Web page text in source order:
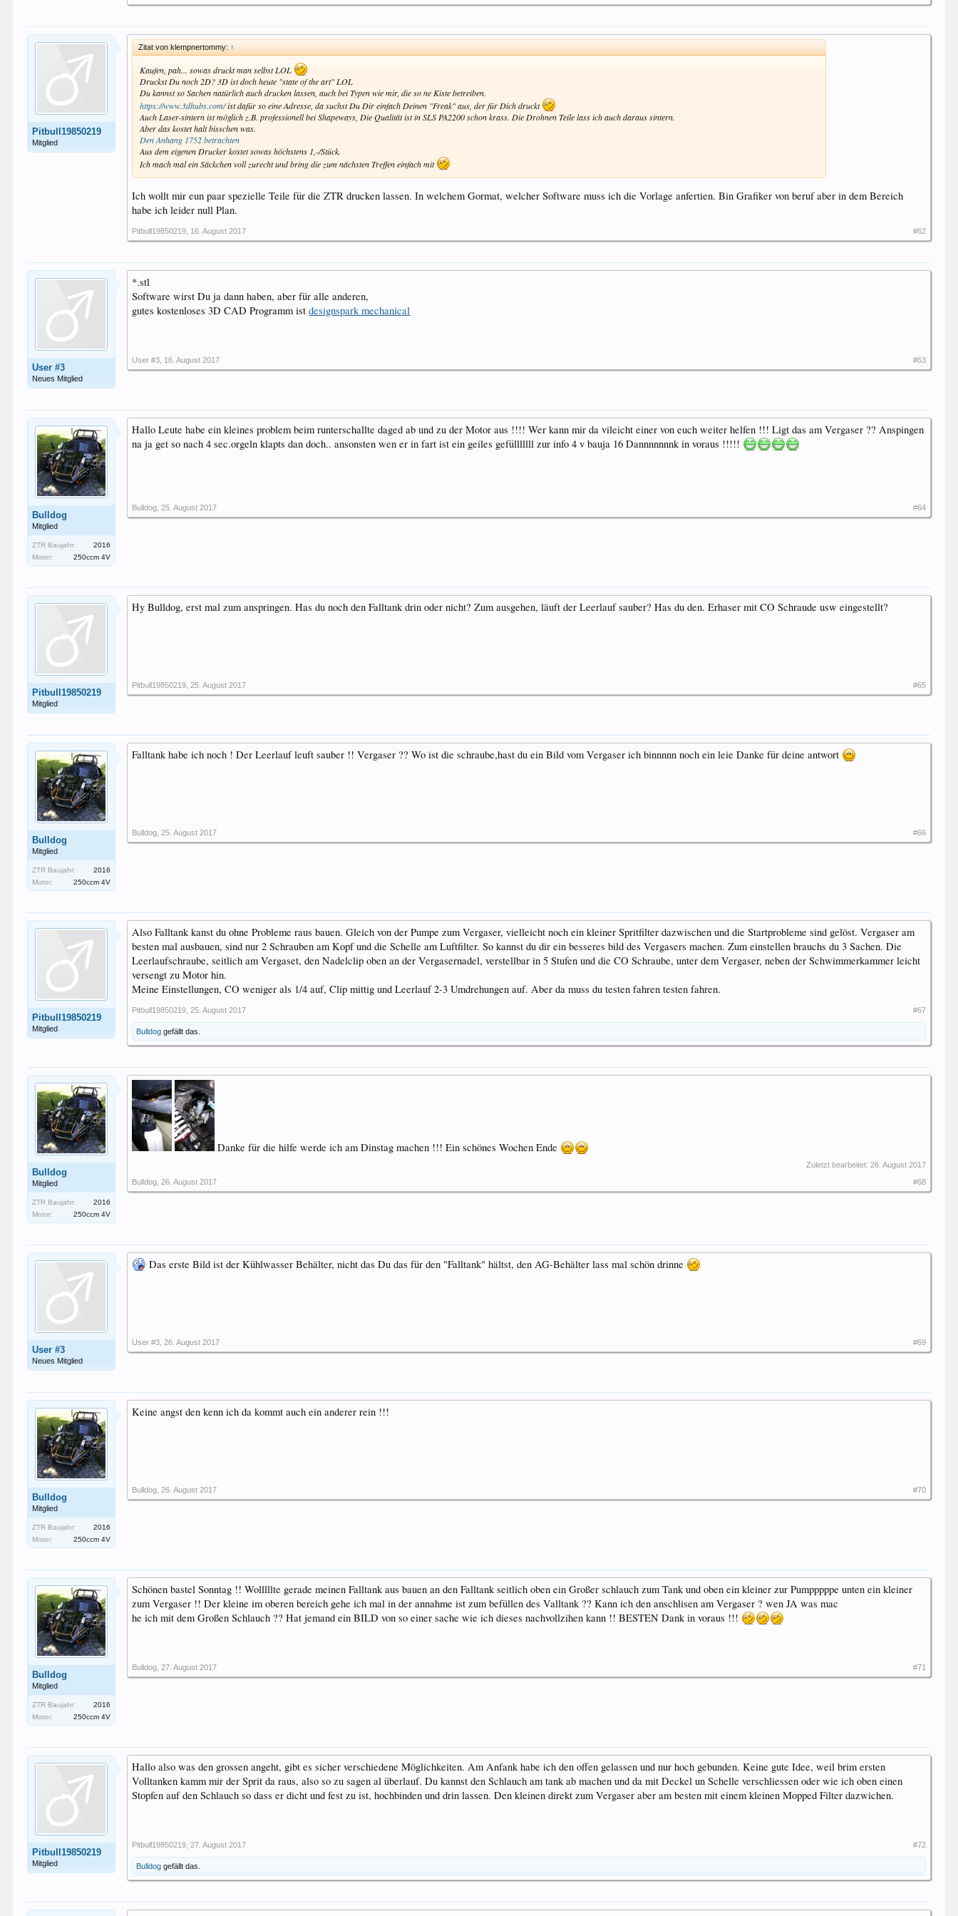
Pitbull19850219
Mitglied
Zitat von klempnertommy: ↑
Kaufen, pah... sowas druckt man selbst LOL
Druckst Du noch 2D? 3D ist doch heute "state of the art" LOL
Du kannst so Sachen natürlich auch drucken lassen, auch bei Typen wie mir, die so ne Kiste betreiben.
https://www.3dhubs.com/ist dafür so eine Adresse, da suchst Du Dir einfach Deinen "Freak" aus, der für Dich druckt
Auch Laser-sintern ist möglich z.B. professionell bei Shapeways, Die Qualität ist in SLS PA2200 schon krass. Die Drohnen Teile lass ich auch daraus sintern.
Aber das kostet halt bisschen was.
Den Anhang 1752 betrachten
Aus dem eigenen Drucker kostet sowas höchstens 1,-/Stück.
Ich mach mal ein Säckchen voll zurecht und bring die zum nächsten Treffen einfach mit
Ich wollt mir eun paar spezielle Teile für die ZTR drucken lassen. In welchem Gormat, welcher Software muss ich die Vorlage anfertien. Bin Grafiker von beruf aber in dem Bereich
habe ich leider null Plan.
Pitbull19850219 16. August 2017 #62
User #3
Neues Mitglied
*.stl
Software wirst Du ja dann haben, aber für alle anderen,
gutes kostenloses 3D CAD Programm istdesignspark mechanical
User #3 16. August 2017 #63
Bulldog
Mitglied
ZTR Baujahr:
2016
Motor:
250ccm 4V
Hallo Leute habe ein kleines problem beim runterschallte daged ab und zu der Motor aus !!!! Wer kann mir da vileicht einer von euch weiter helfen !!! Ligt das am Vergaser ?? Anspingen
na ja get so nach 4 sec.orgeln klapts dan doch.. ansonsten wen er in fart ist ein geiles gefülllllll zur info 4 v bauja 16 Dannnnnnnk in voraus !!!!!
Bulldog 25. August 2017 #64
Pitbull19850219
Mitglied
Hy Bulldog, erst mal zum anspringen. Has du noch den Falltank drin oder nicht? Zum ausgehen, läuft der Leerlauf sauber? Has du den. Erhaser mit CO Schraude usw eingestellt?
Pitbull19850219 25. August 2017 #65
Bulldog
Mitglied
ZTR Baujahr:
2016
Motor:
250ccm 4V
Falltank habe ich noch ! Der Leerlauf leuft sauber !! Vergaser ?? Wo ist die schraube,hast du ein Bild vom Vergaser ich binnnnn noch ein leie Danke für deine antwort
Bulldog 25. August 2017 #66
Pitbull19850219
Mitglied
Also Falltank kanst du ohne Probleme raus bauen. Gleich von der Pumpe zum Vergaser, vielleicht noch ein kleiner Spritfilter dazwischen und die Startprobleme sind gelöst. Vergaser am
besten mal ausbauen, sind nur 2 Schrauben am Kopf und die Schelle am Luftfilter. So kannst du dir ein besseres bild des Vergasers machen. Zum einstellen brauchs du 3 Sachen. Die
Leerlaufschraube, seitlich am Vergaset, den Nadelclip oben an der Vergasernadel, verstellbar in 5 Stufen und die CO Schraube, unter dem Vergaser, neben der Schwimmerkammer leicht
versengt zu Motor hin.
Meine Einstellungen, CO weniger als 1/4 auf, Clip mittig und Leerlauf 2-3 Umdrehungen auf. Aber da muss du testen fahren testen fahren.
Pitbull19850219 25. August 2017 #67
Bulldog gefällt das.
Bulldog
Mitglied
ZTR Baujahr:
2016
Motor:
250ccm 4V
Danke für die hilfe werde ich am Dinstag machen !!! Ein schönes Wochen Ende
Zuletzt bearbeitet: 26. August 2017
Bulldog 26. August 2017 #68
User #3
Neues Mitglied
Das erste Bild ist der Kühlwasser Behälter, nicht das Du das für den "Falltank" hältst, den AG-Behälter lass mal schön drinne
User #3 26. August 2017 #69
Bulldog
Mitglied
ZTR Baujahr:
2016
Motor:
250ccm 4V
Keine angst den kenn ich da kommt auch ein anderer rein !!!
Bulldog 26. August 2017 #70
Bulldog
Mitglied
ZTR Baujahr:
2016
Motor:
250ccm 4V
Schönen bastel Sonntag !! Wolllllte gerade meinen Falltank aus bauen an den Falltank seitlich oben ein Großer schlauch zum Tank und oben ein kleiner zur Pumpppppe unten ein kleiner
zum Vergaser !! Der kleine im oberen bereich gehe ich mal in der annahme ist zum befüllen des Valltank ?? Kann ich den anschlisen am Vergaser ? wen JA was mac
he ich mit dem Großen Schlauch ?? Hat jemand ein BILD von so einer sache wie ich dieses nachvollzihen kann !! BESTEN Dank in voraus !!!
Bulldog 27. August 2017 #71
Pitbull19850219
Mitglied
Hallo also was den grossen angeht, gibt es sicher verschiedene Möglichkeiten. Am Anfank habe ich den offen gelassen und nur hoch gebunden. Keine gute Idee, weil brim ersten
Volltanken kamm mir der Sprit da raus, also so zu sagen al überlauf. Du kannst den Schlauch am tank ab machen und da mit Deckel un Schelle verschliessen oder wie ich oben einen
Stopfen auf den Schlauch so dass er dicht und fest zu ist, hochbinden und drin lassen. Den kleinen direkt zum Vergaser aber am besten mit einem kleinen Mopped Filter dazwichen.
Pitbull19850219 27. August 2017 #72
Bulldog gefällt das.